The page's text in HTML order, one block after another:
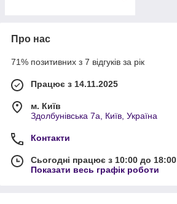
Про нас
71% позитивних з 7 відгуків за рік
Працює з 14.11.2025
м. Київ
Здолбунівська 7а, Київ, Україна
Контакти
Сьогодні працює з 10:00 до 18:00
Показати весь графік роботи